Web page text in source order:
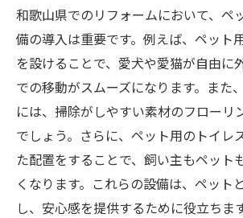
和歌山県でのリフォームにおいて、ペ
備の導入は重要です。例えば、ペット
を設けることで、愛犬や愛猫が自由に
での移動がスムーズになります。また
には、掃除がしやすい素材のフローリ
でしょう。さらに、ペット用のトイレ
た配置をすることで、飼い主もペット
くなります。これらの設備は、ペット
し、安心感を提供するために役立ちます